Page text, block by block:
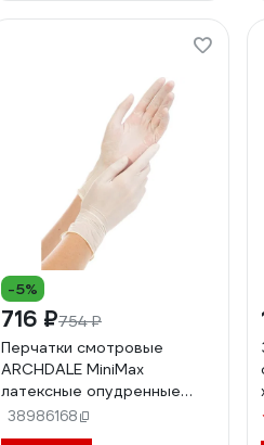
-5%
716 ₽754 ₽
Перчатки смотровые
ARCHDALE MiniMax
латексные опудренные
нестерильные гладкие
МАЛАЙЗИЯ, 50 пар, р.XS
38986168